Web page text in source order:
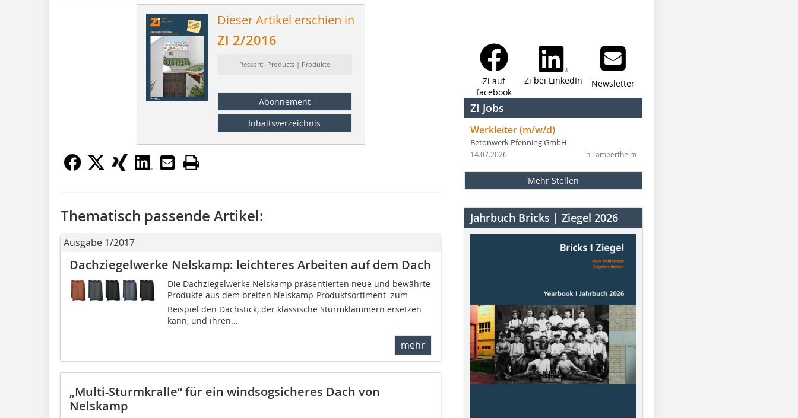
Dieser Artikel erschien in
ZI 2/2016
Ressort: Products | Produkte
Abonnement
Inhaltsverzeichnis
Thematisch passende Artikel:
Ausgabe 1/2017
Dachziegelwerke Nelskamp: leichteres Arbeiten auf dem Dach
Die Dachziegelwerke Nelskamp präsentierten neue und bewährte
Produkte aus dem breiten Nelskamp-Produktsortiment  zum
Beispiel den Dachstick, der klassische Sturmklammern ersetzen
kann, und ihren...
mehr
„Multi-Sturmkralle“ für ein windsogsicheres Dach von
Nelskamp
Zi auf
facebook
Zi bei LinkedIn Newsletter
ZI Jobs
Werkleiter (m/w/d)
Betonwerk Pfenning GmbH
in Lampertheim
14.07.2026
Mehr Stellen
Jahrbuch Bricks | Ziegel 2026